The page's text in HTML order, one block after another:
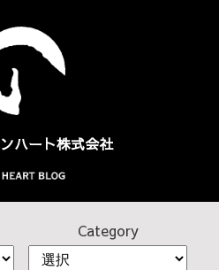
ハート株式会社
Category